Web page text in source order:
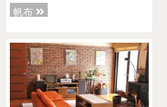
帆布